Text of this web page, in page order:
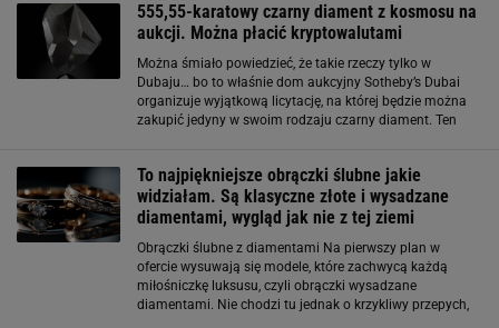
555,55-karatowy czarny diament z kosmosu na
aukcji. Można płacić kryptowalutami
Można śmiało powiedzieć, że takie rzeczy tylko w
Dubaju… bo to właśnie dom aukcyjny Sotheby’s Dubai
organizuje wyjątkową licytację, na której będzie można
zakupić jedyny w swoim rodzaju czarny diament. Ten
To najpiękniejsze obrączki ślubne jakie
widziałam. Są klasyczne złote i wysadzane
diamentami, wygląd jak nie z tej ziemi
Obrączki ślubne z diamentami Na pierwszy plan w
ofercie wysuwają się modele, które zachwycą każdą
miłośniczkę luksusu, czyli obrączki wysadzane
diamentami. Nie chodzi tu jednak o krzykliwy przepych,